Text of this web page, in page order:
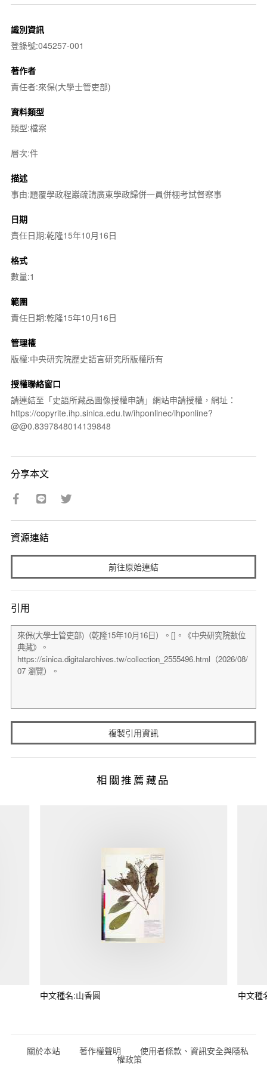
識別資訊
登錄號:045257-001
著作者
責任者:來保(大學士管吏部)
資料類型
類型:檔案
層次:件
描述
事由:題覆學政程巖疏請廣東學政歸併一員併棚考試督察事
日期
責任日期:乾隆15年10月16日
格式
數量:1
範圍
責任日期:乾隆15年10月16日
管理權
版權:中央研究院歷史語言研究所版權所有
授權聯絡窗口
請連結至「史語所藏品圖像授權申請」網站申請授權，網址：
https://copyrite.ihp.sinica.edu.tw/ihponlinec/ihponline?
@@0.8397848014139848
分享本文
資源連結
前往原始連結
引用
複製引用資訊
相關推薦藏品
中文種名:山香圓 中文種
關於本站 著作權聲明 使用者條款、資訊安全與隱私
權政策